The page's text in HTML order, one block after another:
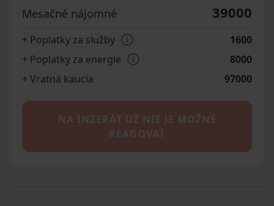
Mesačné nájomné 39000
+ Poplatky za služby
1600
+ Poplatky za energie
8000
+ Vratná kaucia
97000
NA INZERÁT UŽ NIE JE MOŽNÉ
REAGOVAŤ